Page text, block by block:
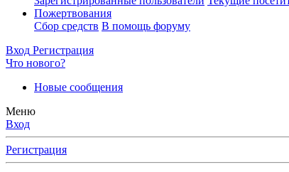
Пожертвования
Сбор средств В помощь форуму
Вход Регистрация
Что нового?
Новые сообщения
Меню
Вход
Регистрация